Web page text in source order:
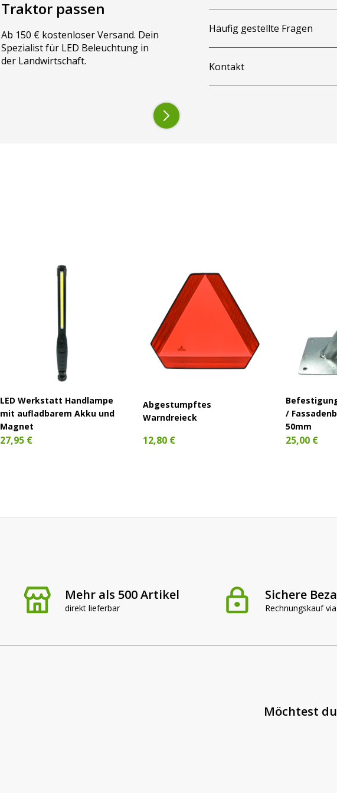
Traktor passen
Ab 150 € kostenloser Versand. Dein
Spezialist für LED Beleuchtung in
der Landwirtschaft.
Häufig gestellte Fragen
Kontakt
LED Werkstatt Handlampe
mit aufladbarem Akku und
Magnet
27,95 €
Abgestumpftes
Warndreieck
12,80 €
/
50mm
25,00 €
Mehr als 500 Artikel
direkt lieferbar
Sichere
Rechnungskauf
Möchtest